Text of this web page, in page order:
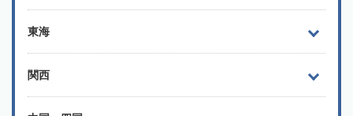
東海
関西